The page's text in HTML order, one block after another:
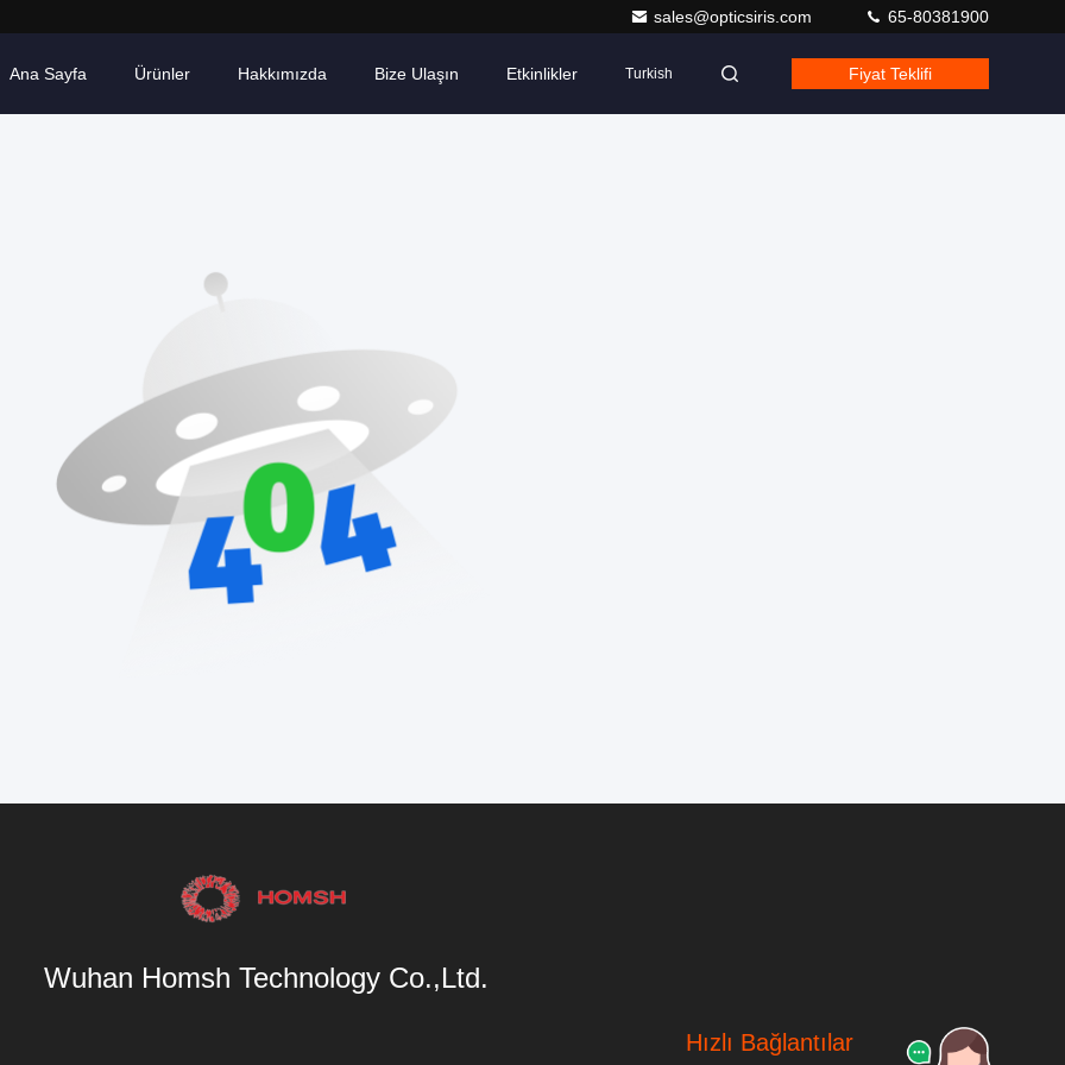
sales@opticsiris.com 65-80381900
Ana Sayfa Ürünler Hakkımızda Bize Ulaşın Etkinlikler Turkish Fiyat Teklifi
Wuhan Homsh Technology Co.,Ltd.
Hızlı Bağlantılar